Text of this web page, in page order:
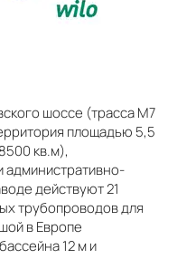
шоссе (трасса М7
площадью 5,5
кв.м),
административно-
действуют 21
трубопроводов для
в Европе
12 м и